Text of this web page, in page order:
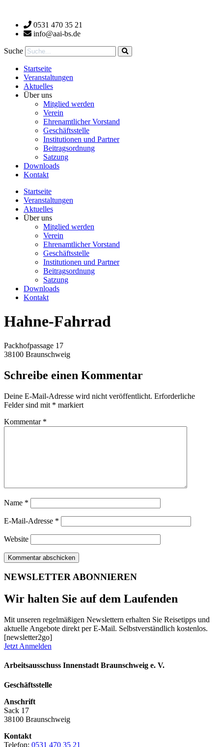
wechseln 0531 470 35 21
info@aai-bs.de
Suche
Startseite
Veranstaltungen
Aktuelles
Über uns
Mitglied werden
Verein
Ehrenamtlicher Vorstand
Geschäftsstelle
Institutionen und Partner
Beitragsordnung
Satzung
Downloads
Kontakt
Startseite
Veranstaltungen
Aktuelles
Über uns
Mitglied werden
Verein
Ehrenamtlicher Vorstand
Geschäftsstelle
Institutionen und Partner
Beitragsordnung
Satzung
Downloads
Kontakt
Hahne-Fahrrad
Packhofpassage 17
38100 Braunschweig
Schreibe einen Kommentar
Deine E-Mail-Adresse wird nicht veröffentlicht. Erforderliche
Felder sind mit * markiert
Kommentar *
Name *
E-Mail-Adresse *
Website
NEWSLETTER ABONNIEREN
Wir halten Sie auf dem Laufenden
Mit unseren regelmäßigen Newslettern erhalten Sie Reisetipps und
aktuelle Angebote direkt per E-Mail. Selbstverständlich kostenlos.
[newsletter2go]
Jetzt Anmelden
Arbeitsausschuss Innenstadt Braunschweig e. V.
Geschäftsstelle
Anschrift
Sack 17
38100 Braunschweig
Kontakt
Telefon: 0531 470 35 21